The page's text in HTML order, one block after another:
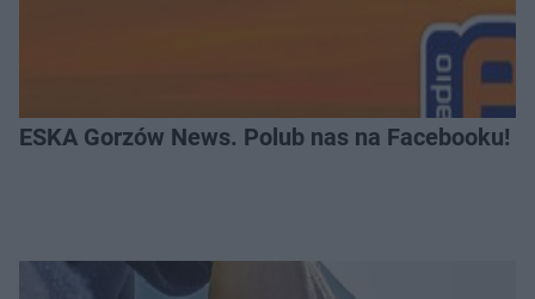
ESKA Gorzów News. Polub nas na Facebooku!